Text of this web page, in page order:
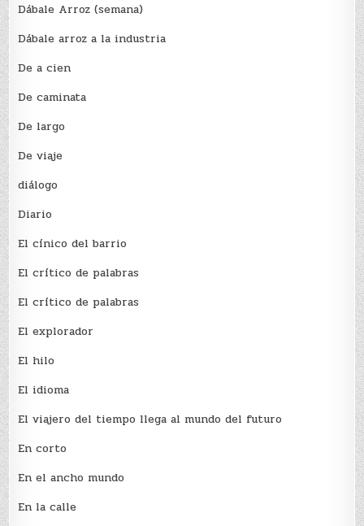
Dábale Arroz (semana)
Dábale arroz a la industria
De a cien
De caminata
De largo
De viaje
diálogo
Diario
El cínico del barrio
El crí­tico de palabras
El crí­tico de palabras
El explorador
El hilo
El idioma
El viajero del tiempo llega al mundo del futuro
En corto
En el ancho mundo
En la calle